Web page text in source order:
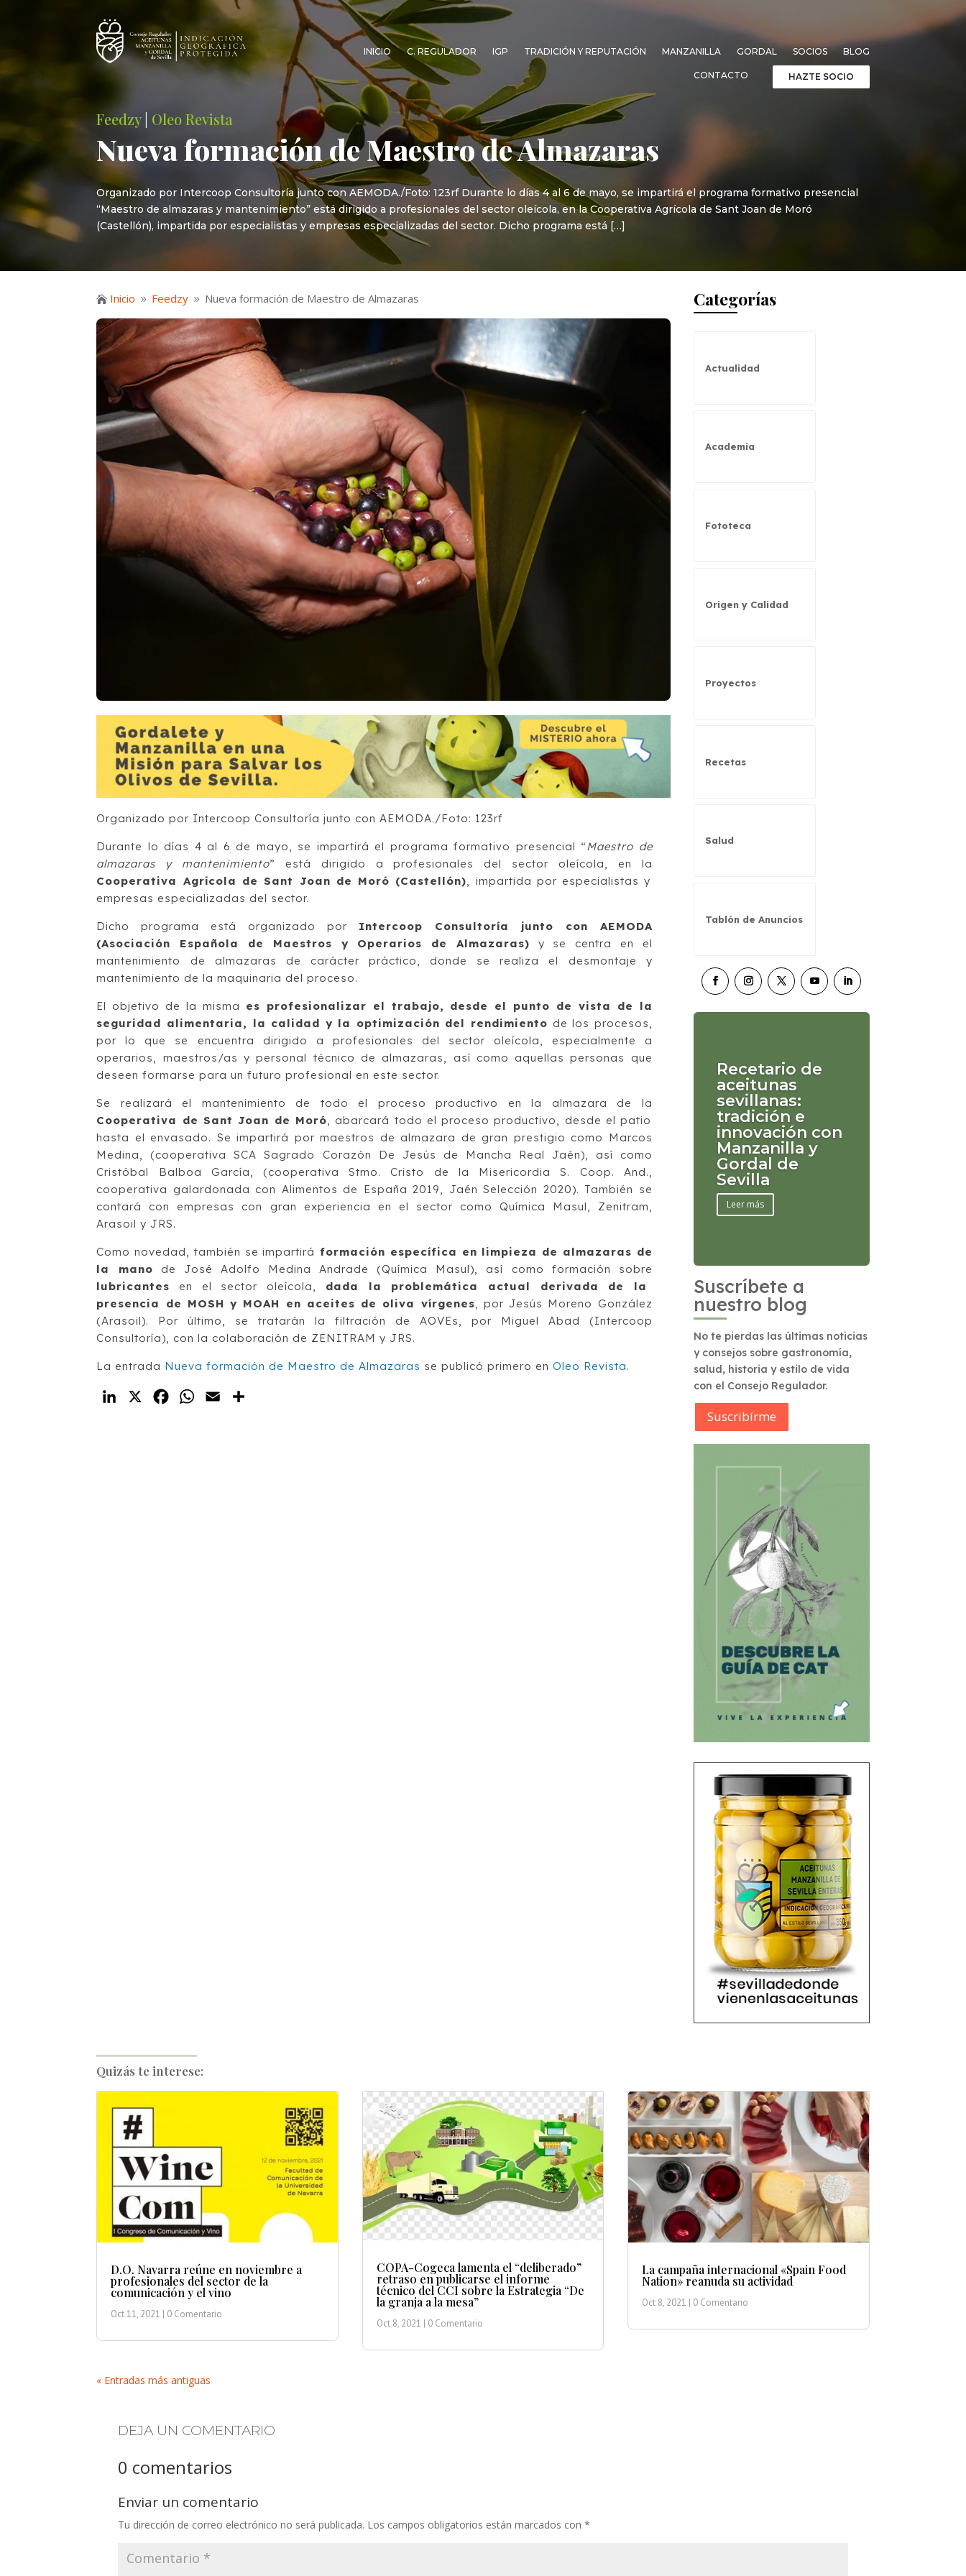
INICIO C. REGULADOR IGP TRADICIÓN Y REPUTACIÓN MANZANILLA GORDAL SOCIOS BLOG
CONTACTO HAZTE SOCIO
Feedzy| Oleo Revista
Nueva formación de Maestro de Almazaras
Organizado por Intercoop Consultoría junto con AEMODA./Foto: 123rf Durante lo días 4 al 6 de mayo, se impartirá el programa formativo presencial
“Maestro de almazaras y mantenimiento” está dirigido a profesionales del sector oleícola, en la Cooperativa Agrícola de Sant Joan de Moró
(Castellón), impartida por especialistas y empresas especializadas del sector. Dicho programa está […]
 Inicio 9 Feedzy 9 Nueva formación de Maestro de Almazaras
Organizado por Intercoop Consultoría junto con AEMODA./Foto: 123rf
Durante lo días 4 al 6 de mayo, se impartirá el programa formativo presencial “ Maestro de
almazaras y mantenimiento” está dirigido a profesionales del sector oleícola, en la
Cooperativa Agrícola de Sant Joan de Moró (Castellón) , impartida por especialistas y
empresas especializadas del sector.
Dicho programa está organizado porIntercoop Consultoría junto con AEMODA
(Asociación Española de Maestros y Operarios de Almazaras) y se centra en el
mantenimiento de almazaras de carácter práctico, donde se realiza el desmontaje y
mantenimiento de la maquinaria del proceso.
El objetivo de la misma es profesionalizar el trabajo, desde el punto de vista de la
seguridad alimentaria, la calidad y la optimización del rendimiento de los procesos,
por lo que se encuentra dirigido a profesionales del sector oleícola, especialmente a
operarios, maestros/as y personal técnico de almazaras, así como aquellas personas que
deseen formarse para un futuro profesional en este sector.
Se realizará el mantenimiento de todo el proceso productivo en la almazara de la
Cooperativa de Sant Joan de Moró , abarcará todo el proceso productivo, desde el patio
hasta el envasado. Se impartirá por maestros de almazara de gran prestigio como Marcos
Medina, (cooperativa SCA Sagrado Corazón De Jesús de Mancha Real Jaén), así como
Cristóbal Balboa García, (cooperativa Stmo. Cristo de la Misericordia S. Coop. And.,
cooperativa galardonada con Alimentos de España 2019, Jaén Selección 2020). También se
contará con empresas con gran experiencia en el sector como Química Masul, Zenitram,
Arasoil y JRS.
Como novedad, también se impartirá formación específica en limpieza de almazaras de
la mano de José Adolfo Medina Andrade (Química Masul), así como formación sobre
lubricantes en el sector oleícola, dada la problemática actual derivada de la
presencia de MOSH y MOAH en aceites de oliva vírgenes , por Jesús Moreno González
(Arasoil). Por último, se tratarán la filtración de AOVEs, por Miguel Abad (Intercoop
Consultoría), con la colaboración de ZENITRAM y JRS.
La entrada Nueva formación de Maestro de Almazaras se publicó primero enOleo Revista.
LinkedIn
X FacebookWhatsApp
Email
Categorías
Actualidad
Academia
Fototeca
Origen y Calidad
Proyectos
Recetas
Salud
Tablón de Anuncios
Recetario de
aceitunas
sevillanas:
tradición e
innovación con
Manzanilla y
Gordal de
Sevilla
Leer más
Suscríbete a
nuestro blog
No te pierdas las últimas noticias
y consejos sobre gastronomía,
salud, historia y estilo de vida
con el Consejo Regulador.
Suscribírme
Quizás te interese:
D.O. Navarra reúne en noviembre a
profesionales del sector de la
comunicación y el vino
Oct 11, 2021 | 0 Comentario
COPA-Cogeca lamenta el “deliberado”
retraso en publicarse el informe
técnico del CCI sobre la Estrategia “De
la granja a la mesa”
Oct 8, 2021 | 0 Comentario
La campaña internacional «Spain Food
Nation» reanuda su actividad
Oct 8, 2021 | 0 Comentario
« Entradas más antiguas
DEJA UN COMENTARIO
0 comentarios
Enviar un comentario
Tu dirección de correo electrónico no será publicada. Los campos obligatorios están marcados con*